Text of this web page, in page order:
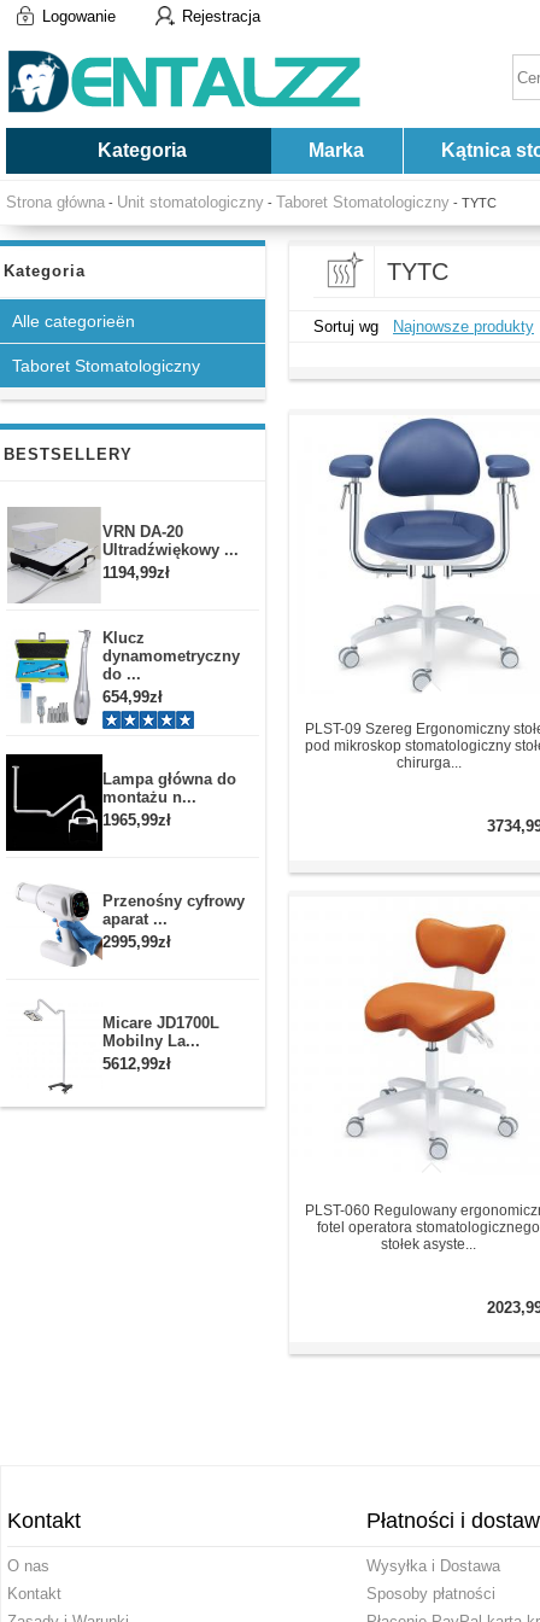
Logowanie Rejestracja
Kategoria Marka Kątnica
Strona główna - Unit stomatologiczny - Taboret Stomatologiczny - TYTC
Kategoria
Alle categorieën
Taboret Stomatologiczny
BESTSELLERY
VRN DA-20
Ultradźwiękowy ...
1194,99zł
Klucz
dynamometryczny
do ...
654,99zł
Lampa główna do
montażu n...
1965,99zł
Przenośny cyfrowy
aparat ...
2995,99zł
Micare JD1700L
Mobilny La...
5612,99zł
TYTC
Sortuj wg Najnowsze produkty
PLST-09 Szereg Ergonomiczny
pod mikroskop stomatologiczny
chirurga...
PLST-060 Regulowany
fotel operatora stomatologicznego
stołek asyste...
Kontakt
O nas
Kontakt
Płatności i
Wysyłka i Dostawa
Sposoby płatności